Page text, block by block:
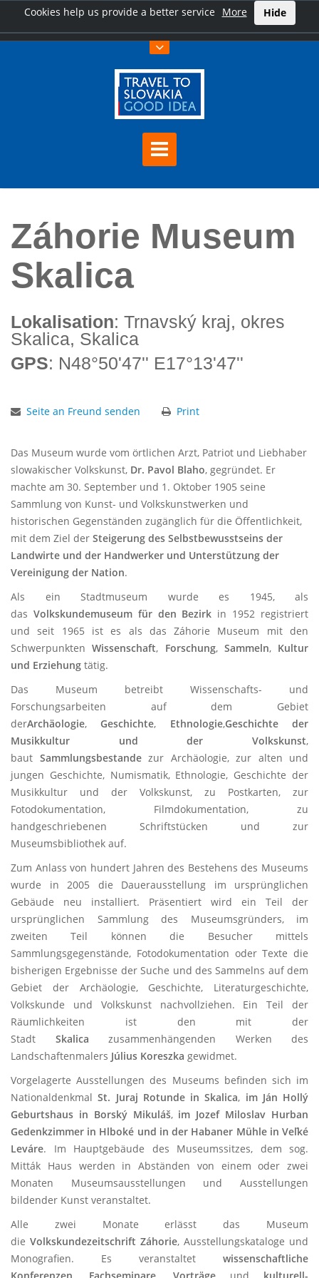
Cookies help us provide a better service More Hide
Záhorie Museum Skalica
Záhorie Museum
Skalica
Lokalisation: Trnavský kraj, okres
Skalica, Skalica
GPS: N48°50'47'' E17°13'47''
Seite an Freund senden Print
Das Museum wurde vom örtlichen Arzt, Patriot und Liebhaber
slowakischer Volkskunst, Dr. Pavol Blaho, gegründet. Er
machte am 30. September und 1. Oktober 1905 seine
Sammlung von Kunst- und Volkskunstwerken und
historischen Gegenständen zugänglich für die Öffentlichkeit,
mit dem Ziel der Steigerung des Selbstbewusstseins der
Landwirte und der Handwerker und Unterstützung der
Vereinigung der Nation.
Als ein Stadtmuseum wurde es 1945, als
das Volkskundemuseum für den Bezirk in 1952 registriert
und seit 1965 ist es als das Záhorie Museum mit den
SchwerpunktenWissenschaft, Forschung,Sammeln,Kultur
und Erziehung tätig.
Das Museum betreibt Wissenschafts- und
Forschungsarbeiten auf dem Gebiet
derArchäologie, Geschichte, Ethnologie,Geschichte der
Musikkultur und der Volkskunst,
baut Sammlungsbestande zur Archäologie, zur alten und
jungen Geschichte, Numismatik, Ethnologie, Geschichte der
Musikkultur und der Volkskunst, zu Postkarten, zur
Fotodokumentation, Filmdokumentation, zu
handgeschriebenen Schriftstücken und zur
Museumsbibliothek auf.
Zum Anlass von hundert Jahren des Bestehens des Museums
wurde in 2005 die Dauerausstellung im ursprünglichen
Gebäude neu installiert. Präsentiert wird ein Teil der
ursprünglichen Sammlung des Museumsgründers, im
zweiten Teil können die Besucher mittels
Sammlungsgegenstände, Fotodokumentation oder Texte die
bisherigen Ergebnisse der Suche und des Sammelns auf dem
Gebiet der Archäologie, Geschichte, Literaturgeschichte,
Volkskunde und Volkskunst nachvollziehen. Ein Teil der
Räumlichkeiten ist den mit der
Stadt Skalica zusammenhängenden Werken des
Landschaftenmalers Július Koreszka gewidmet.
Vorgelagerte Ausstellungen des Museums befinden sich im
NationaldenkmalSt. Juraj Rotunde in Skalica, im Ján Hollý
Geburtshaus in Borský Mikuláš,im Jozef Miloslav Hurban
Gedenkzimmer in Hlboké und in der Habaner Mühle in Veľké
Leváre. Im Hauptgebäude des Museumssitzes, dem sog.
Mitták Haus werden in Abständen von einem oder zwei
Monaten Museumsausstellungen und Ausstellungen
bildender Kunst veranstaltet.
Alle zwei Monate erlässt das Museum
die Volkskundezeitschrift Záhorie, Ausstellungskataloge und
Monografien. Es veranstaltet wissenschaftliche